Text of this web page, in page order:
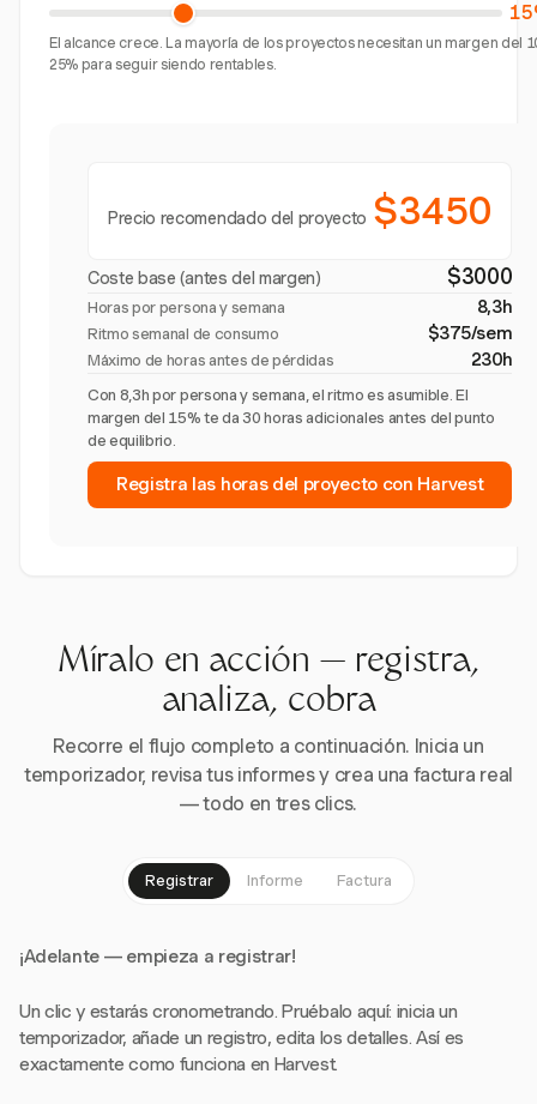
El alcance crece. La mayoría de los proyectos necesitan un margen del
25% para seguir siendo rentables.
Precio recomendado del proyecto $3450
Coste base (antes del margen) $3000
Horas por persona y semana 8,3h
Ritmo semanal de consumo $375/sem
Máximo de horas antes de pérdidas 230h
Con 8,3h por persona y semana, el ritmo es asumible. El
margen del 15% te da 30 horas adicionales antes del punto
de equilibrio.
Registra las horas del proyecto con Harvest
Míralo en acción — registra,
analiza, cobra
Recorre el flujo completo a continuación. Inicia un
temporizador, revisa tus informes y crea una factura real
— todo en tres clics.
Registrar Informe Factura
¡Adelante — empieza a registrar!
Un clic y estarás cronometrando. Pruébalo aquí: inicia un
temporizador, añade un registro, edita los detalles. Así es
exactamente como funciona en Harvest.